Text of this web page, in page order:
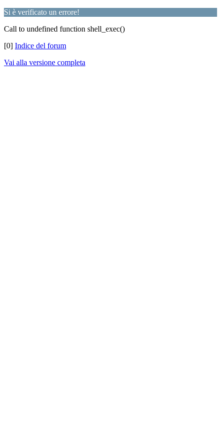
Si è verificato un errore!
Call to undefined function shell_exec()
[0] Indice del forum
Vai alla versione completa